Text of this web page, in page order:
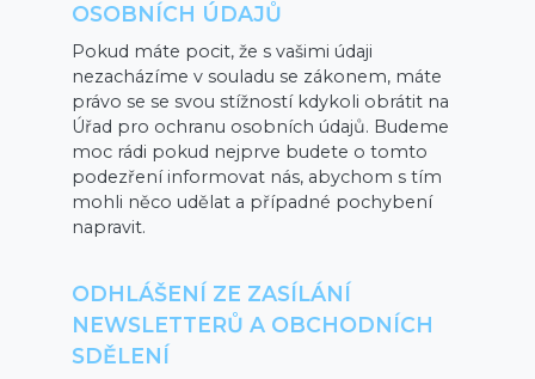
OSOBNÍCH ÚDAJŮ
Pokud máte pocit, že s vašimi údaji
nezacházíme v souladu se zákonem, máte
právo se se svou stížností kdykoli obrátit na
Úřad pro ochranu osobních údajů. Budeme
moc rádi pokud nejprve budete o tomto
podezření informovat nás, abychom s tím
mohli něco udělat a případné pochybení
napravit.
ODHLÁŠENÍ ZE ZASÍLÁNÍ
NEWSLETTERŮ A OBCHODNÍCH
SDĚLENÍ